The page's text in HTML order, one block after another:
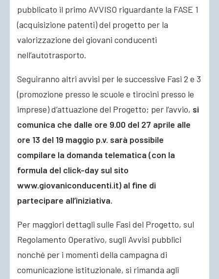
pubblicato il primo AVVISO riguardante la FASE 1
(acquisizione patenti) del progetto per la
valorizzazione dei giovani conducenti
nell’autotrasporto.
Seguiranno altri avvisi per le successive Fasi 2 e 3
(promozione presso le scuole e tirocini presso le
imprese) d’attuazione del Progetto; per l’avvio, si
comunica che dalle ore 9.00 del 27 aprile alle
ore 13 del 19 maggio p.v. sarà possibile
compilare la domanda telematica (con la
formula del click-day sul sito
www.giovaniconducenti.it) al fine di
partecipare all’iniziativa.
Per maggiori dettagli sulle Fasi del Progetto, sul
Regolamento Operativo, sugli Avvisi pubblici
nonché per i momenti della campagna di
comunicazione istituzionale, si rimanda agli